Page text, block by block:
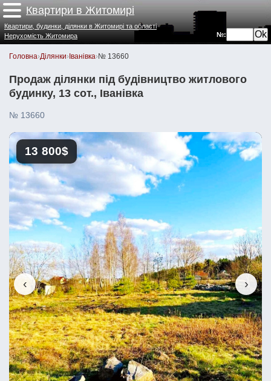
Квартири в Житомирі
№:
Квартири, будинки, ділянки в Житомирі та області
Нерухомість Житомира
Головна›Ділянки› Іванівка›№ 13660
Продаж ділянки під будівництво житлового
будинку, 13 сот., Іванівка
№ 13660
‹ ›
13 800$